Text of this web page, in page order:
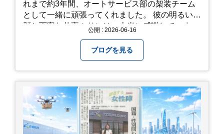
開花時期のチェック: その年の気候によって見頃
が少し前後します。出かける前に必ず公式情報や
SNSで見頃を確認しましょう！ おわりに 梅雨の
時期を「我慢する期間」から「お出かけを楽しむ
期間」に変えてくれる、そんな素敵な場所です。
いです！
れまで約3年間、オートサービス部の架装チーム
として一緒に頑張ってくれました。 彼の明るい笑
顔と丁寧な仕事ぶりには、本当に感謝していま
撮影した記念写真を添付します。 チュオンさんの
今後のご活躍と新しいスタートを、みんなで応援
しましょう！ チュオンさん、今まで本当にありが
とうございました！
公開 : 2026-06-16
ブログを見る